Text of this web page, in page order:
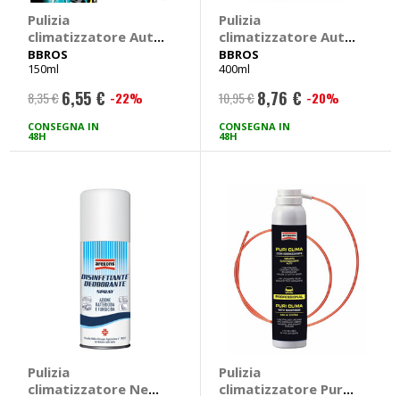
Pulizia
climatizzatore Auto
- BBROS
BBROS
150ml
8,35 € Prezzo
speciale
6,55 € -22%
CONSEGNA IN
48H
Pulizia
climatizzatore Auto
- BBROS
BBROS
400ml
10,95 € Prezzo
speciale
8,76 € -20%
CONSEGNA IN
48H
Pulizia
climatizzatore Neo
Pulizia
climatizzatore Puri